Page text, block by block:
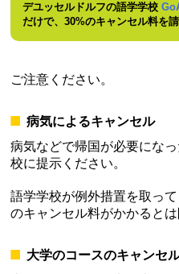
デユッセルドルフの語学学校
だけで、30%のキャンセル料を請
ご注意ください。
病気によるキャンセル
病気などで帰国が必要にな
校に提示ください。
語学学校が例外措置を取っ
のキャンセル料がかかるとは
大学のコースのキャンセ